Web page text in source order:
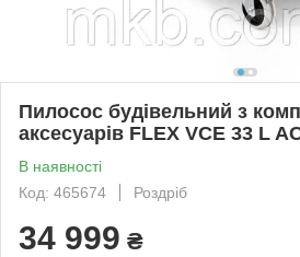
Пилосос будівельний з
аксесуарів FLEX VCE 33 L
В наявності
Код: 465674
Роздріб
34 999 ₴